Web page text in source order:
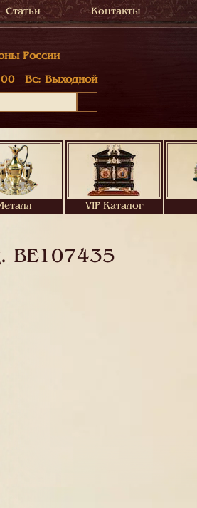
Статьи Контакты
России
Вс: Выходной
VIP Каталог
BE107435